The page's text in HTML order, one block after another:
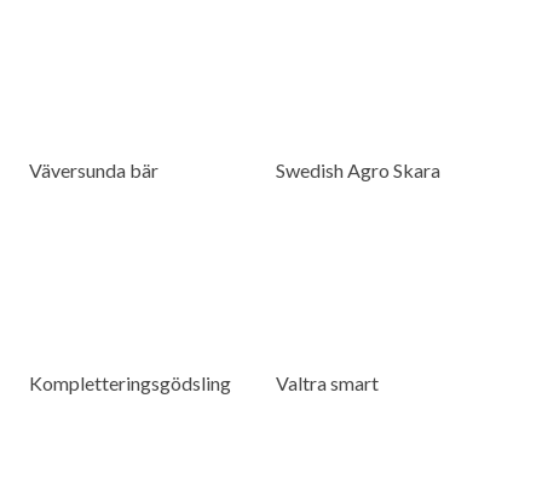
Väversunda bär Swedish Agro Skara
Kompletteringsgödsling Valtra smart